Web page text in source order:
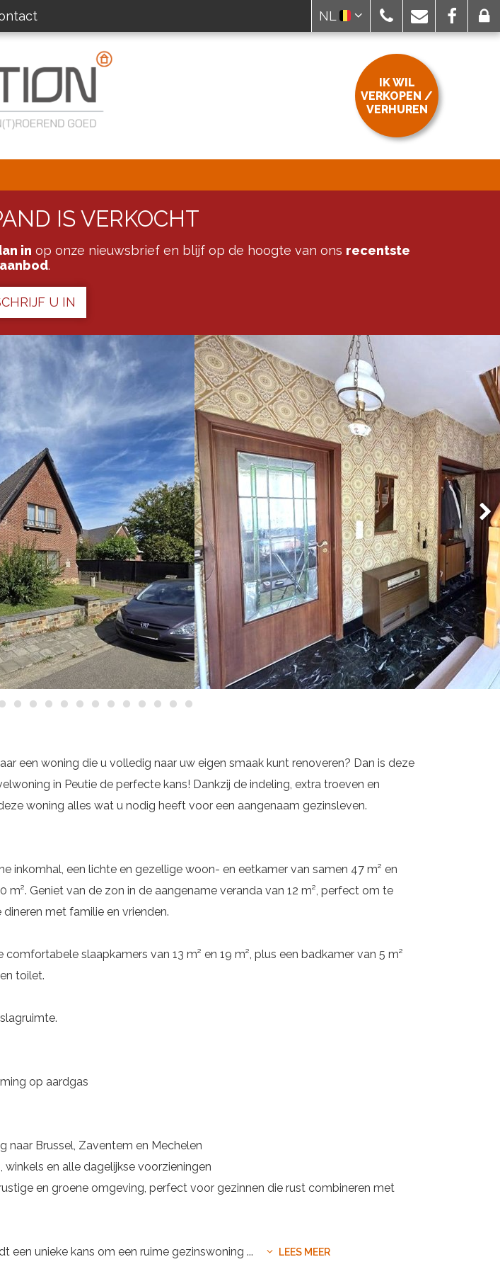
NL
IK WIL
VERKOPEN /
VERHUREN
IS VERKOCHT
in op onze nieuwsbrief en blijf op de hoogte van ons recentste
aanbod.
U IN
een woning die u volledig naar uw eigen smaak kunt renoveren? Dan is deze
in Peutie de perfecte kans! Dankzij de indeling, extra troeven en
woning alles wat u nodig heeft voor een aangenaam gezinsleven.
inkomhal, een lichte en gezellige woon- en eetkamer van samen 47 m² en
m². Geniet van de zon in de aangename veranda van 12 m², perfect om te
met familie en vrienden.
comfortabele slaapkamers van 13 m² en 19 m², plus een badkamer van 5 m²
toilet.
op aardgas
naar Brussel, Zaventem en Mechelen
winkels en alle dagelijkse voorzieningen
en groene omgeving, perfect voor gezinnen die rust combineren met
een unieke kans om een ruime gezinswoning ... LEES MEER